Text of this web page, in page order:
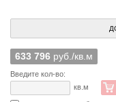
633 796 руб./кв.м
Введите кол-во:
кв.м